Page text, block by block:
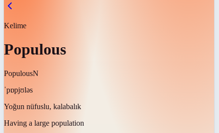
Kelime
Populous
PopulousN
ˈpɒpjʊləs
Yoğun nüfuslu, kalabalık
Having a large population